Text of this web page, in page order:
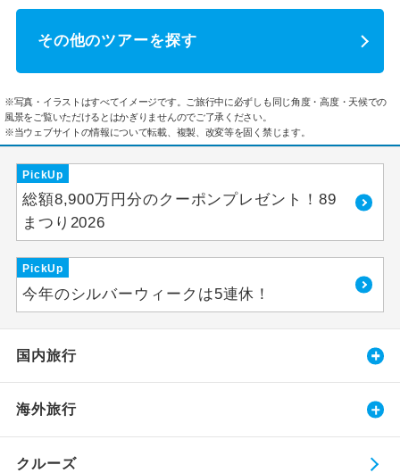
その他のツアーを探す
※写真・イラストはすべてイメージです。ご旅行中に必ずしも同じ角度・高度・天候での
風景をご覧いただけるとはかぎりませんのでご了承ください。
※当ウェブサイトの情報について転載、複製、改変等を固く禁じます。
PickUp
総額8,900万円分のクーポンプレゼント！89
まつり2026
PickUp
今年のシルバーウィークは5連休！
国内旅行
海外旅行
クルーズ